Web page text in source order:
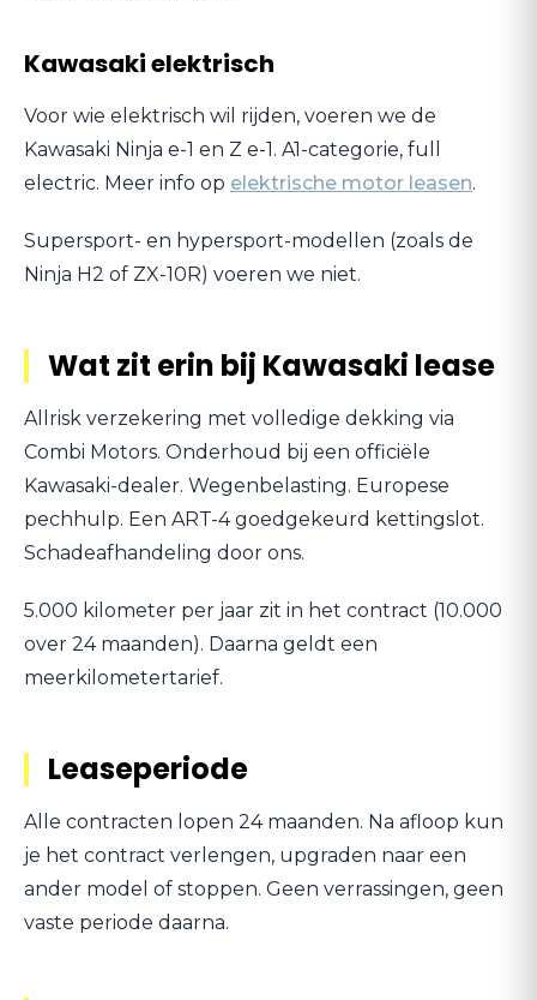
Kawasaki elektrisch
Voor wie elektrisch wil rijden, voeren we de
Kawasaki Ninja e-1 en Z e-1. A1-categorie, full
electric. Meer info op elektrische motor leasen.
Supersport- en hypersport-modellen (zoals de
Ninja H2 of ZX-10R) voeren we niet.
Wat zit erin bij Kawasaki lease
Allrisk verzekering met volledige dekking via
Combi Motors. Onderhoud bij een officiële
Kawasaki-dealer. Wegenbelasting. Europese
pechhulp. Een ART-4 goedgekeurd kettingslot.
Schadeafhandeling door ons.
5.000 kilometer per jaar zit in het contract (10.000
over 24 maanden). Daarna geldt een
meerkilometertarief.
Leaseperiode
Alle contracten lopen 24 maanden. Na afloop kun
je het contract verlengen, upgraden naar een
ander model of stoppen. Geen verrassingen, geen
vaste periode daarna.